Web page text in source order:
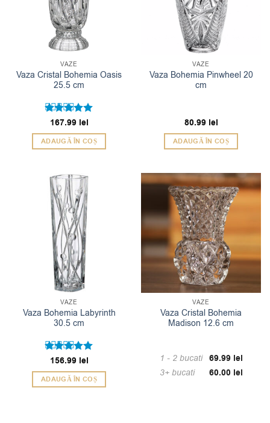
VAZE
Vaza Cristal Bohemia Oasis
25.5 cm
Evaluat la
5din 5
167.99 lei
ADAUGĂ ÎN COȘ
VAZE
Vaza Bohemia Pinwheel 20
cm
80.99 lei
ADAUGĂ ÎN COȘ
VAZE
Vaza Bohemia Labyrinth
30.5 cm
Evaluat la
5din 5
156.99 lei
ADAUGĂ ÎN COȘ
VAZE
Vaza Cristal Bohemia
Madison 12.6 cm
1 - 2 bucati 69.99 lei
3+ bucati 60.00 lei